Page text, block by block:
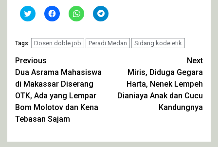
Klik
untuk
Twitter(Membuka
di
jendela
yang
baru)
Klik
untuk
Facebook(Membuka
di
jendela
Klik
untuk
WhatsApp(Membuka
jendela
Klik
untuk
Telegram(Membuka
di
jendela
Tags: Dosen doble job Peradi Medan Sidang kode etik
Continue
Reading
Previous
Dua Asrama Mahasiswa
di Makassar Diserang
OTK, Ada yang Lempar
Bom Molotov dan Kena
Tebasan Sajam
Next
Miris, Diduga Gegara
Harta, Nenek Lempeh
Dianiaya Anak dan Cucu
Kandungnya